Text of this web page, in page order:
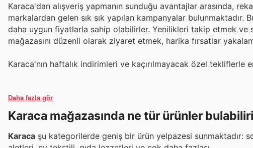
Karaca'dan alışveriş yapmanın sunduğu avantajlar arasında,
markalardan gelen sık sık yapılan kampanyalar
daha uygun fiyatlarla sahip olabilirler. Yenilikleri takip etmek ve
mağazasını düzenli olarak ziyaret etmek, harika fırsatlar
Karaca'nın haftalık indirimleri ve kaçırılmayacak özel tekliflerle
Daha fazla gör
Karaca mağazasında ne tür ürünler
Karaca şu kategorilerde geniş bir ürün yelpazesi sunmaktadır: